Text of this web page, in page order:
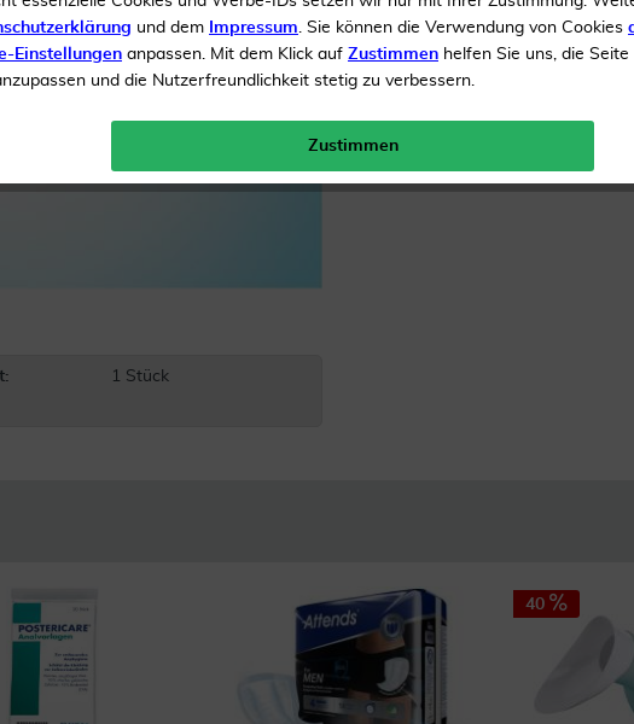
1 Stück
Inhalt1 Stück UVP
40
und dem Impressum. Sie können die Verwendung von Cookies
Einstellungen anpassen. Mit dem Klick auf Zustimmen helfen Sie uns, die
und die Nutzerfreundlichkeit stetig zu verbessern.
Zustimmen